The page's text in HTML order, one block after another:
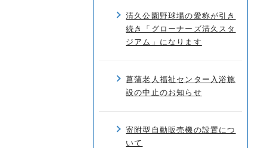
清久公園野球場の愛称が引き
続き「グローナーズ清久スタ
ジアム」になります
菖蒲老人福祉センター入浴施
設の中止のお知らせ
寄附型自動販売機の設置につ
いて